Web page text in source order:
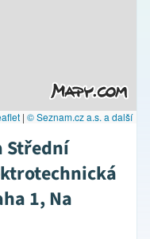
| © Seznam.cz a.s. a další
Střední
1, Na